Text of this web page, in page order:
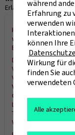
Erläuterung der Inhalte
Hinweis: Diese
werden. Prüfen Sie
Bei Bedarf können
Die HIS eG
Videos mit
Vorgaben in§4 der
Verordnung (BITV
Gebärdensprache
Teil von den
Verordnung- BITV
während
Erfahrung zu
verwenden
Interaktionen
können Ihre
Wirkung für
finden Sie
verwendeten
Alle